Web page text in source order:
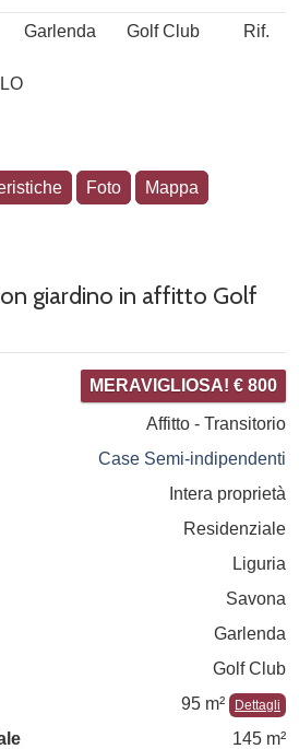
Garlenda Golf Club
Rif.
Foto Mappa
giardino in affitto Golf
MERAVIGLIOSA! € 800
Affitto - Transitorio
Case Semi-indipendenti
Intera proprietà
Residenziale
Liguria
Savona
Garlenda
Golf Club
95 m² Dettagli
145 m²